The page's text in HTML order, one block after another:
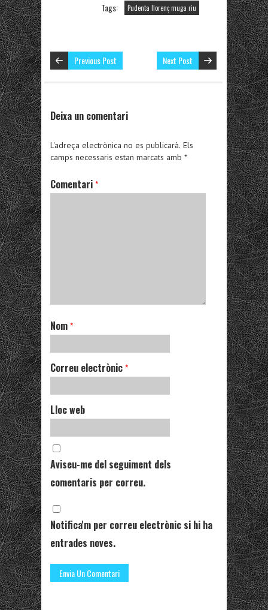
Tags: Pudenta llorenç muga riu
Previous Post Next Post
Deixa un comentari
L'adreça electrònica no es publicarà. Els
camps necessaris estan marcats amb *
Comentari *
Nom *
Correu electrònic *
Lloc web
Aviseu-me del seguiment dels
comentaris per correu.
Notifica'm per correu electrònic si hi ha
entrades noves.